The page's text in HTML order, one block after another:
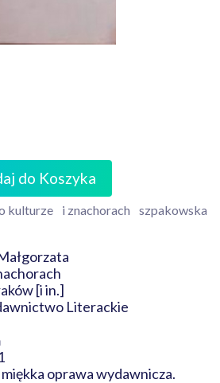
do Koszyka
kulturze i znachorach szpakowska
[i in.]
Literackie
oprawa wydawnicza.